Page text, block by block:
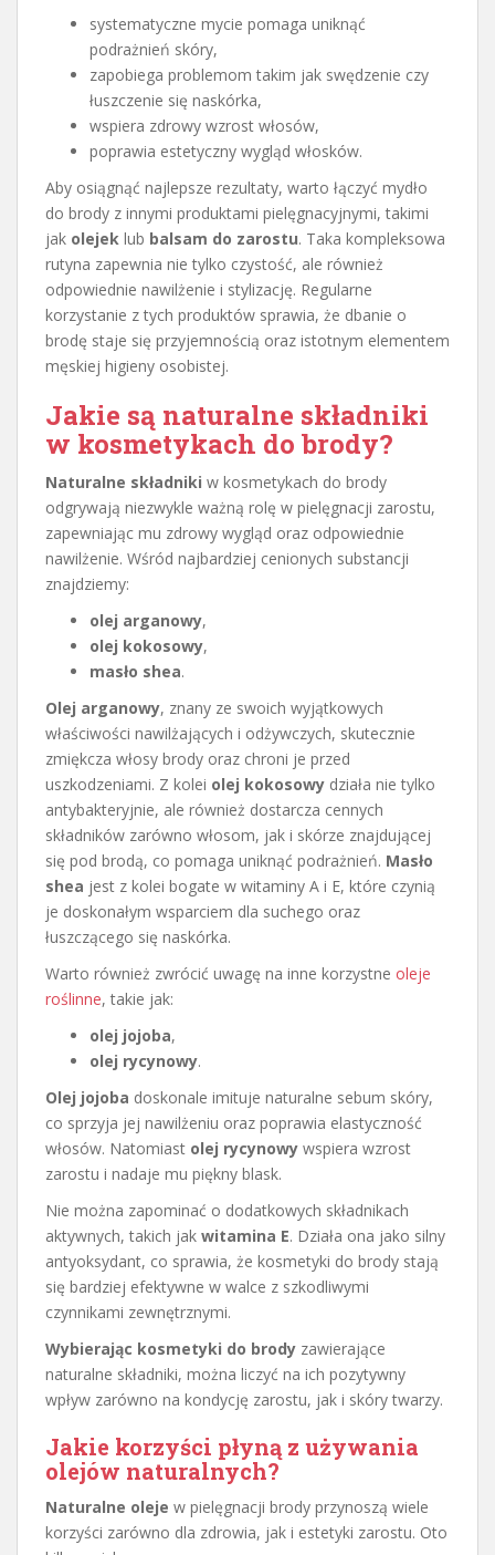
systematyczne mycie pomaga uniknąć
podrażnień skóry,
zapobiega problemom takim jak swędzenie czy
łuszczenie się naskórka,
wspiera zdrowy wzrost włosów,
poprawia estetyczny wygląd włosków.
Aby osiągnąć najlepsze rezultaty, warto łączyć mydło
do brody z innymi produktami pielęgnacyjnymi, takimi
jak olejek lub balsam do zarostu. Taka kompleksowa
rutyna zapewnia nie tylko czystość, ale również
odpowiednie nawilżenie i stylizację. Regularne
korzystanie z tych produktów sprawia, że dbanie o
brodę staje się przyjemnością oraz istotnym elementem
męskiej higieny osobistej.
Jakie są naturalne składniki
w kosmetykach do brody?
Naturalne składniki w kosmetykach do brody
odgrywają niezwykle ważną rolę w pielęgnacji zarostu,
zapewniając mu zdrowy wygląd oraz odpowiednie
nawilżenie. Wśród najbardziej cenionych substancji
znajdziemy:
olej arganowy,
olej kokosowy,
masło shea.
Olej arganowy, znany ze swoich wyjątkowych
właściwości nawilżających i odżywczych, skutecznie
zmiękcza włosy brody oraz chroni je przed
uszkodzeniami. Z kolei olej kokosowy działa nie tylko
antybakteryjnie, ale również dostarcza cennych
składników zarówno włosom, jak i skórze znajdującej
się pod brodą, co pomaga uniknąć podrażnień. Masło
shea jest z kolei bogate w witaminy A i E, które czynią
je doskonałym wsparciem dla suchego oraz
łuszczącego się naskórka.
Warto również zwrócić uwagę na inne korzystne oleje
roślinne, takie jak:
olej jojoba,
olej rycynowy.
Olej jojoba doskonale imituje naturalne sebum skóry,
co sprzyja jej nawilżeniu oraz poprawia elastyczność
włosów. Natomiast olej rycynowy wspiera wzrost
zarostu i nadaje mu piękny blask.
Nie można zapominać o dodatkowych składnikach
aktywnych, takich jak witamina E. Działa ona jako silny
antyoksydant, co sprawia, że kosmetyki do brody stają
się bardziej efektywne w walce z szkodliwymi
czynnikami zewnętrznymi.
Wybierając kosmetyki do brody zawierające
naturalne składniki, można liczyć na ich pozytywny
wpływ zarówno na kondycję zarostu, jak i skóry twarzy.
Jakie korzyści płyną z używania
olejów naturalnych?
Naturalne oleje w pielęgnacji brody przynoszą wiele
korzyści zarówno dla zdrowia, jak i estetyki zarostu. Oto